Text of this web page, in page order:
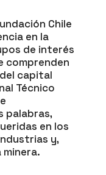
Chile
en la
de interés
comprenden
capital
Técnico
palabras,
en los
y,